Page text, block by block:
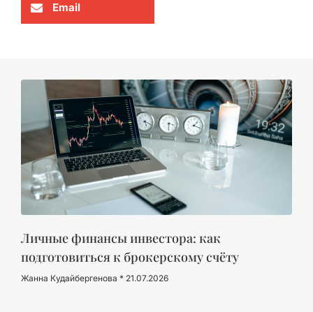
Email
Личные финансы инвестора: как
подготовиться к брокерскому счёту
Жанна Кудайбергенова 21.07.2026